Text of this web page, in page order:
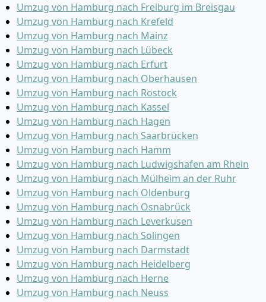
Umzug von Hamburg nach Freiburg im Breisgau
Umzug von Hamburg nach Krefeld
Umzug von Hamburg nach Mainz
Umzug von Hamburg nach Lübeck
Umzug von Hamburg nach Erfurt
Umzug von Hamburg nach Oberhausen
Umzug von Hamburg nach Rostock
Umzug von Hamburg nach Kassel
Umzug von Hamburg nach Hagen
Umzug von Hamburg nach Saarbrücken
Umzug von Hamburg nach Hamm
Umzug von Hamburg nach Ludwigshafen am Rhein
Umzug von Hamburg nach Mülheim an der Ruhr
Umzug von Hamburg nach Oldenburg
Umzug von Hamburg nach Osnabrück
Umzug von Hamburg nach Leverkusen
Umzug von Hamburg nach Solingen
Umzug von Hamburg nach Darmstadt
Umzug von Hamburg nach Heidelberg
Umzug von Hamburg nach Herne
Umzug von Hamburg nach Neuss